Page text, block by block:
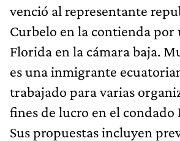
venció al representante
Curbelo en la contienda por
Florida en la cámara baja.
es una inmigrante
trabajado para varias
fines de lucro en el
Sus propuestas incluyen